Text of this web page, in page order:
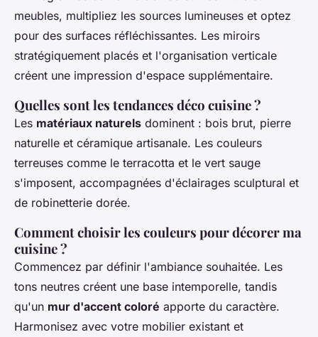
meubles, multipliez les sources lumineuses et optez
pour des surfaces réfléchissantes. Les miroirs
stratégiquement placés et l'organisation verticale
créent une impression d'espace supplémentaire.
Quelles sont les tendances déco cuisine ?
Les matériaux naturels dominent : bois brut, pierre
naturelle et céramique artisanale. Les couleurs
terreuses comme le terracotta et le vert sauge
s'imposent, accompagnées d'éclairages sculptural et
de robinetterie dorée.
Comment choisir les couleurs pour décorer ma
cuisine ?
Commencez par définir l'ambiance souhaitée. Les
tons neutres créent une base intemporelle, tandis
qu'un mur d'accent coloré apporte du caractère.
Harmonisez avec votre mobilier existant et